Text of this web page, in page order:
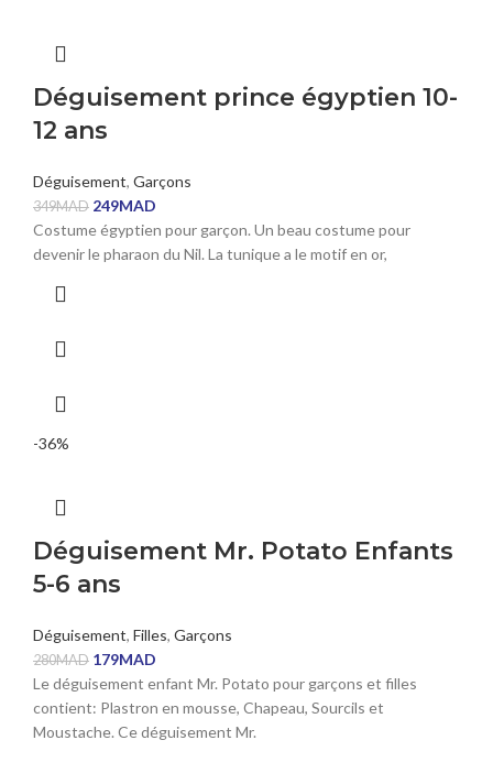
Déguisement prince égyptien 10-
12 ans
Déguisement, Garçons
349MAD 249MAD
Costume égyptien pour garçon. Un beau costume pour
devenir le pharaon du Nil. La tunique a le motif en or,
-36%
Déguisement Mr. Potato Enfants
5-6 ans
Déguisement, Filles, Garçons
280MAD 179MAD
Le déguisement enfant Mr. Potato pour garçons et filles
contient: Plastron en mousse, Chapeau, Sourcils et
Moustache. Ce déguisement Mr.